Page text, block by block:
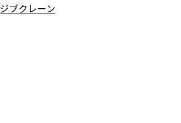
ブクレーン